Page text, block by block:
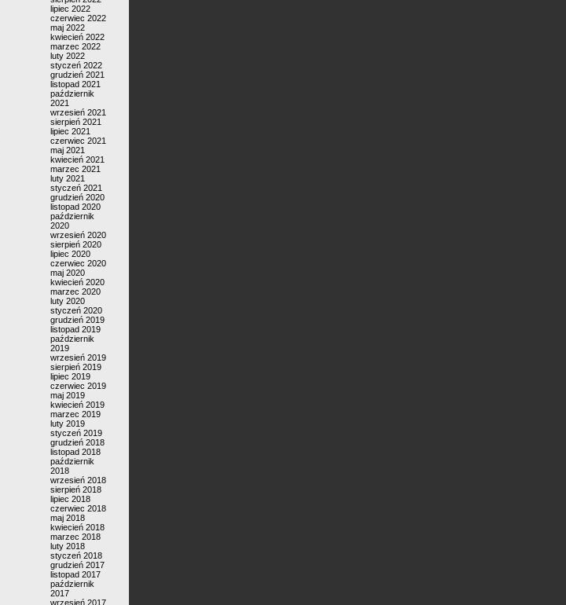
lipiec 2022
czerwiec 2022
maj 2022
kwiecień 2022
marzec 2022
luty 2022
styczeń 2022
grudzień 2021
listopad 2021
październik
2021
wrzesień 2021
sierpień 2021
lipiec 2021
czerwiec 2021
maj 2021
kwiecień 2021
marzec 2021
luty 2021
styczeń 2021
grudzień 2020
listopad 2020
październik
2020
wrzesień 2020
sierpień 2020
lipiec 2020
czerwiec 2020
maj 2020
kwiecień 2020
marzec 2020
luty 2020
styczeń 2020
grudzień 2019
listopad 2019
październik
2019
wrzesień 2019
sierpień 2019
lipiec 2019
czerwiec 2019
maj 2019
kwiecień 2019
marzec 2019
luty 2019
styczeń 2019
grudzień 2018
listopad 2018
październik
2018
wrzesień 2018
sierpień 2018
lipiec 2018
czerwiec 2018
maj 2018
kwiecień 2018
marzec 2018
luty 2018
styczeń 2018
grudzień 2017
listopad 2017
październik
2017
wrzesień 2017